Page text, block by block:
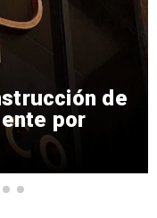
de
por